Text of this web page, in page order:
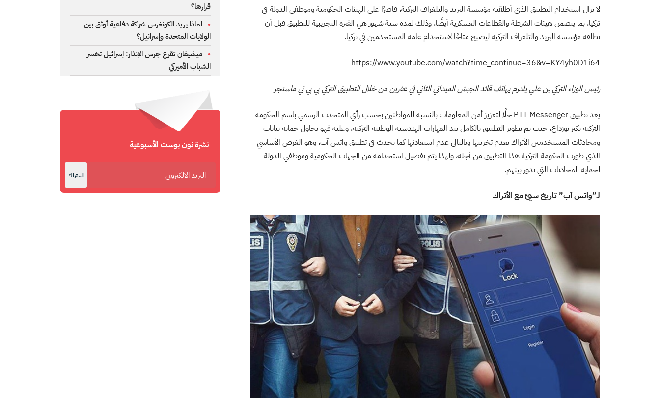
لا يزال استخدام التطبيق الذي أطلقته مؤسسة البريد والتلغراف التركية، قاصرًا على الهيئات الحكومية وموظفي الدولة في
تركيا، بما يتضمن هيئات الشرطة والقطاعات العسكرية أيضًا، وذلك لمدة ستة شهور هي الفترة التجريبية للتطبيق قبل أن
تطلقه مؤسسة البريد والتلغراف التركية ليصبح متاحًا لاستخدام عامة المستخدمين في تركيا.
https://www.youtube.com/watch?time_continue=36&v=KY4yh0D1i64
رئيس الوزاء التركي بن علي يلدرم يهاتف قائد الجيش الميداني الثاني في عفرين من خلال التطبيق التركي بي بي تي ماسنجر
يعد تطبيق PTT Messenger حلًا لتعزيز أمن المعلومات بالنسبة للمواطنين بحسب رأي المتحدث الرسمي باسم الحكومة
التركية بكير بوزداغ، حيث تم تطوير التطبيق بالكامل بيد المهارات الهندسية الوطنية التركية، وعليه فهو يحاول حماية بيانات
ومحادثات المستخدمين الأتراك بعدم تخزينها وبالتالي عدم استعادتها كما يحدث في تطبيق واتس آب، وهو الغرض الأساسي
الذي طورت الحكومة التركية هذا التطبيق من أجله، ولهذا يتم تفضيل استخدامه من الجهات الحكومية وموظفي الدولة
لحماية المحادثات التي تدور بينهم.
لـ”واتس آب” تاريخ سيئ مع الأتراك
قرارها؟
لماذا يريد الكونغرس شراكة دفاعية أوثق بين
الولايات المتحدة وإسرائيل؟
ميشيغان تقرع جرس الإنذار: إسرائيل تخسر
الشباب الأميركي
نشرة نون بوست الأسبوعية
اشتراك